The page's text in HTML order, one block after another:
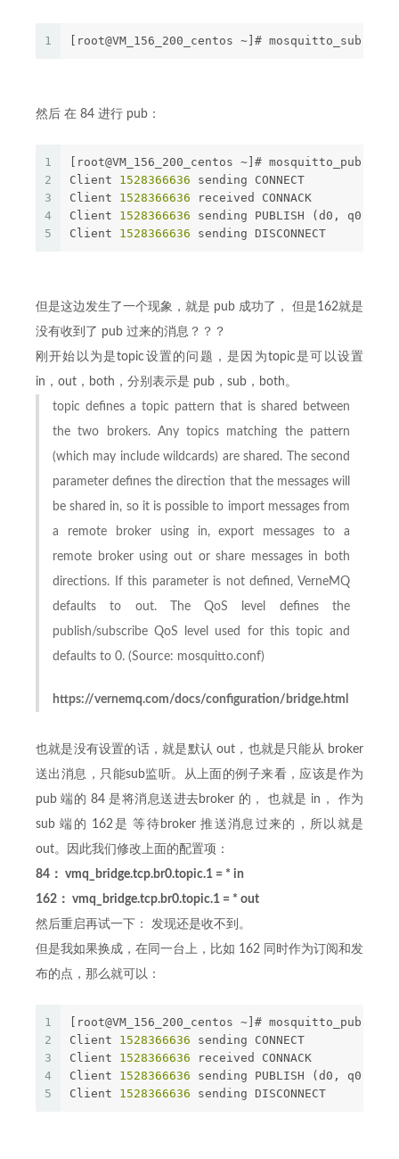
1 [root@VM_156_200_centos ~]#
然后 在 84 进行 pub：
1
2
3
4
5
[root@VM_156_200_centos ~]#
Client 1528366636 sending CONNECT
Client 1528366636 received CONNACK
Client 1528366636 sending PUBLISH (d0, q0,
Client 1528366636 sending DISCONNECT
但是这边发生了一个现象，就是 pub 成功了， 但是162就是
没有收到了 pub 过来的消息？？？
刚开始以为是topic设置的问题，是因为topic是可以设置
in，out，both，分别表示是 pub，sub，both。
topic defines a topic pattern that is shared between
the two brokers. Any topics matching the pattern
(which may include wildcards) are shared. The second
parameter defines the direction that the messages will
be shared in, so it is possible to import messages from
a remote broker using in, export messages to a
remote broker using out or share messages in both
directions. If this parameter is not defined, VerneMQ
defaults to out. The QoS level defines the
publish/subscribe QoS level used for this topic and
defaults to 0. (Source: mosquitto.conf)
https://vernemq.com/docs/configuration/bridge.html
也就是没有设置的话，就是默认 out，也就是只能从 broker
送出消息，只能sub监听。从上面的例子来看，应该是作为
pub 端的 84 是将消息送进去broker 的， 也就是 in， 作为
sub 端的 162是 等待broker 推送消息过来的，所以就是
out。因此我们修改上面的配置项：
84： vmq_bridge.tcp.br0.topic.1 = * in
162： vmq_bridge.tcp.br0.topic.1 = * out
然后重启再试一下： 发现还是收不到。
但是我如果换成，在同一台上，比如 162 同时作为订阅和发
布的点，那么就可以：
1
2
3
4
5
[root@VM_156_200_centos ~]#
Client 1528366636 sending CONNECT
Client 1528366636 received CONNACK
Client 1528366636 sending PUBLISH (d0, q0,
Client 1528366636 sending DISCONNECT